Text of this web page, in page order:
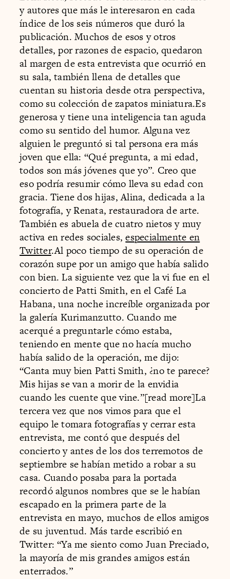
y autores que más le interesaron en cada
índice de los seis números que duró la
publicación. Muchos de esos y otros
detalles, por razones de espacio, quedaron
al margen de esta entrevista que ocurrió en
su sala, también llena de detalles que
cuentan su historia desde otra perspectiva,
como su colección de zapatos miniatura.Es
generosa y tiene una inteligencia tan aguda
como su sentido del humor. Alguna vez
alguien le preguntó si tal persona era más
joven que ella: “Qué pregunta, a mi edad,
todos son más jóvenes que yo”. Creo que
eso podría resumir cómo lleva su edad con
gracia. Tiene dos hijas, Alina, dedicada a la
fotografía, y Renata, restauradora de arte.
También es abuela de cuatro nietos y muy
activa en redes sociales,especialmente en
Twitter.Al poco tiempo de su operación de
corazón supe por un amigo que había salido
con bien. La siguiente vez que la vi fue en el
concierto de Patti Smith, en el Café La
Habana, una noche increíble organizada por
la galería Kurimanzutto. Cuando me
acerqué a preguntarle cómo estaba,
teniendo en mente que no hacía mucho
había salido de la operación, me dijo:
“Canta muy bien Patti Smith, ¿no te parece?
Mis hijas se van a morir de la envidia
cuando les cuente que vine.”[read more]La
tercera vez que nos vimos para que el
equipo le tomara fotografías y cerrar esta
entrevista, me contó que después del
concierto y antes de los dos terremotos de
septiembre se habían metido a robar a su
casa. Cuando posaba para la portada
recordó algunos nombres que se le habían
escapado en la primera parte de la
entrevista en mayo, muchos de ellos amigos
de su juventud. Más tarde escribió en
Twitter: “Ya me siento como Juan Preciado,
la mayoría de mis grandes amigos están
enterrados.”